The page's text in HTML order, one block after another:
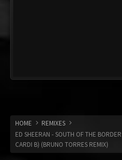
HOME
REMIXES
ED SHEERAN - SOUTH OF THE
CARDI B) (BRUNO TORRES REMIX)